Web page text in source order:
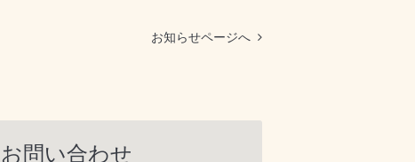
お知らせページへ
お問い合わせ